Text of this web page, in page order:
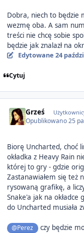
Dobra, niech to będzie
wezmę oba. A sam
treści nie chcę sobie
będzie jak znalazł na
Edytowane 24
Cytuj
Grześ
Opublikowano25
Biorę Uncharted, choć
okładka z Heavy Rain
której to gry - gdzie
Zastanawiałem się też
rysowaną grafikę, a
Snake'a jak na
do Uncharted musiała
@Perez czy będzie